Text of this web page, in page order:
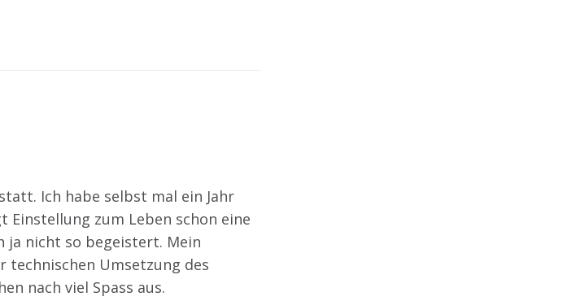
Ich habe selbst mal ein Jahr
Einstellung zum Leben schon eine
ja nicht so begeistert. Mein
technischen Umsetzung des
nach viel Spass aus.